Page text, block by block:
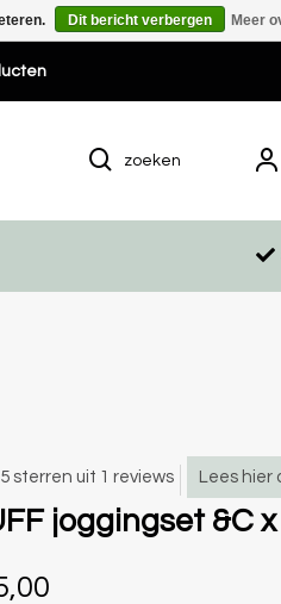
zoeken
5 sterren uit 1 reviews
Lees hier
joggingset &C
Dit bericht verbergen Meer